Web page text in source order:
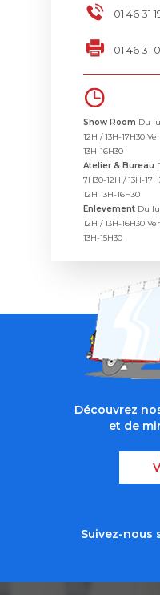
01 46 31
01 46 31
Show Room Du
12H / 13H-17H30
13H-16H30
Atelier & Bureau
7H30-12H / 13H-
12H 13H-16H30
Enlevement Du
12H / 13H-16H30
13H-15H30
Découvrez
et de
Suivez-nous